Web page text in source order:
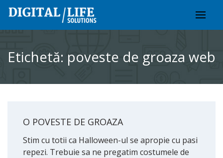
Skip
content
Etichetă: poveste de groaza web
O POVESTE DE GROAZA
Stim cu totii ca Halloween-ul se apropie cu pasi
repezi. Trebuie sa ne pregatim costumele de